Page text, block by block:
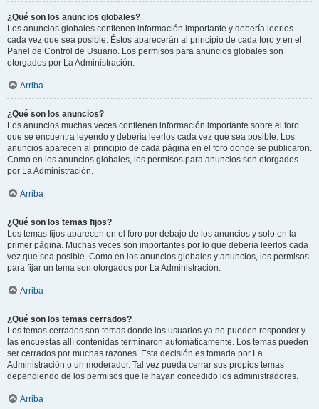
¿Qué son los anuncios globales?
Los anuncios globales contienen información importante y debería leerlos
cada vez que sea posible. Éstos aparecerán al principio de cada foro y en el
Panel de Control de Usuario. Los permisos para anuncios globales son
otorgados por La Administración.
Arriba
¿Qué son los anuncios?
Los anuncios muchas veces contienen información importante sobre el foro
que se encuentra leyendo y debería leerlos cada vez que sea posible. Los
anuncios aparecen al principio de cada página en el foro donde se publicaron.
Como en los anuncios globales, los permisos para anuncios son otorgados
por La Administración.
Arriba
¿Qué son los temas fijos?
Los temas fijos aparecen en el foro por debajo de los anuncios y solo en la
primer página. Muchas veces son importantes por lo que debería leerlos cada
vez que sea posible. Como en los anuncios globales y anuncios, los permisos
para fijar un tema son otorgados por La Administración.
Arriba
¿Qué son los temas cerrados?
Los temas cerrados son temas donde los usuarios ya no pueden responder y
las encuestas allí contenidas terminaron automáticamente. Los temas pueden
ser cerrados por muchas razones. Esta decisión es tomada por La
Administración o un moderador. Tal vez pueda cerrar sus propios temas
dependiendo de los permisos que le hayan concedido los administradores.
Arriba